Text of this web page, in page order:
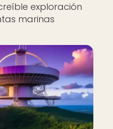
exploración
marinas